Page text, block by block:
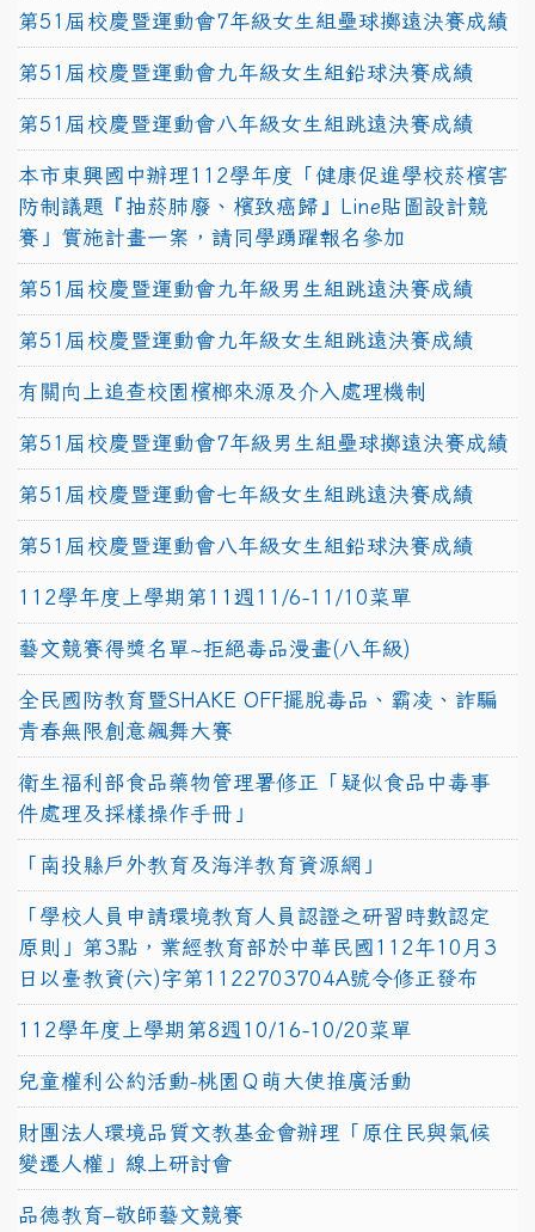
第51屆校慶暨運動會7年級女生組壘球擲遠決賽成績
第51屆校慶暨運動會九年級女生組鉛球決賽成績
第51屆校慶暨運動會八年級女生組跳遠決賽成績
本市東興國中辦理112學年度「健康促進學校菸檳害
防制議題『抽菸肺廢、檳致癌歸』Line貼圖設計競
賽」實施計畫一案，請同學踴躍報名參加
第51屆校慶暨運動會九年級男生組跳遠決賽成績
第51屆校慶暨運動會九年級女生組跳遠決賽成績
有關向上追查校園檳榔來源及介入處理機制
第51屆校慶暨運動會7年級男生組壘球擲遠決賽成績
第51屆校慶暨運動會七年級女生組跳遠決賽成績
第51屆校慶暨運動會八年級女生組鉛球決賽成績
112學年度上學期第11週11/6-11/10菜單
藝文競賽得獎名單~拒絕毒品漫畫(八年級)
全民國防教育暨SHAKE OFF擺脫毒品、霸凌、詐騙
青春無限創意飆舞大賽
衛生福利部食品藥物管理署修正「疑似食品中毒事
件處理及採樣操作手冊」
「南投縣戶外教育及海洋教育資源網」
「學校人員申請環境教育人員認證之研習時數認定
原則」第3點，業經教育部於中華民國112年10月3
日以臺教資(六)字第1122703704A號令修正發布
112學年度上學期第8週10/16-10/20菜單
兒童權利公約活動-桃園Ｑ萌大使推廣活動
財團法人環境品質文教基金會辦理「原住民與氣候
變遷人權」線上研討會
品德教育–敬師藝文競賽